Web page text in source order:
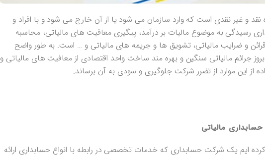
و غیر نقدی است که وارد سازمان می شود یا از آن خارج می شود و با افراد و
رسیدگی به موضوع مالیات بر درآمد، پیگیری معافیت های مالیاتی، محاسبه
و ضرایب مالیاتی، تشویق ها و جریمه های مالیاتی و … است. به طور واضح
جرائم مالیاتی سنگین و بهره مند ساخت واحد اقتصادی از معافیت های مالیاتی و
از این موارد از تضرر شرکت جلوگیری و سودی به آن برساند.
مالیاتی
کرده ایم یک شرکت حسابداری که خدمات تخصصی در رابطه با انواع حسابداری ارائه